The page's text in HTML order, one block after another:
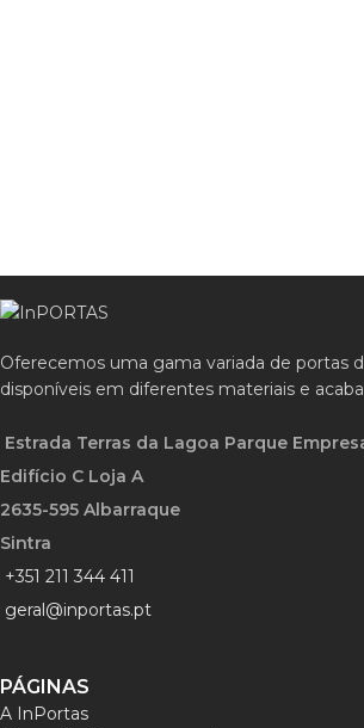
Oferecemos uma gama variada de portas
disponíveis em diferentes materiais e
Estrada Terras da Lagoa Parque
Edifício C Loja A
2635-595 Albarraque
Sintra
+351 211 344 411
geral@inportas.pt
PÁGINAS
A InPortas